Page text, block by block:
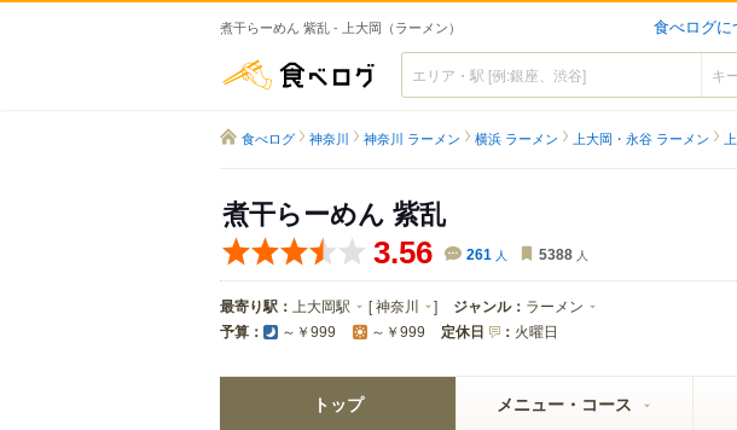
煮干らーめん 紫乱 - 上大岡（ラーメン） 食べログに
食べログ
食べログ 神奈川 神奈川 ラーメン 横浜 ラーメン 上大岡・永谷 ラーメン
煮干らーめん 紫乱
3.56 261 人 5388 人
最寄り駅： 上大岡駅 [神奈川 ] ジャンル： ラーメン
予算： ～￥999 ～￥999 定休日 ： 火曜日
トップ メニュー・コース